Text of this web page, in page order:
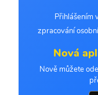
Přihlášením
zpracování
Nová
Nově můžete